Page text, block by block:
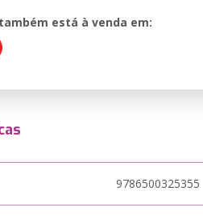
está à venda em:
9786500325355